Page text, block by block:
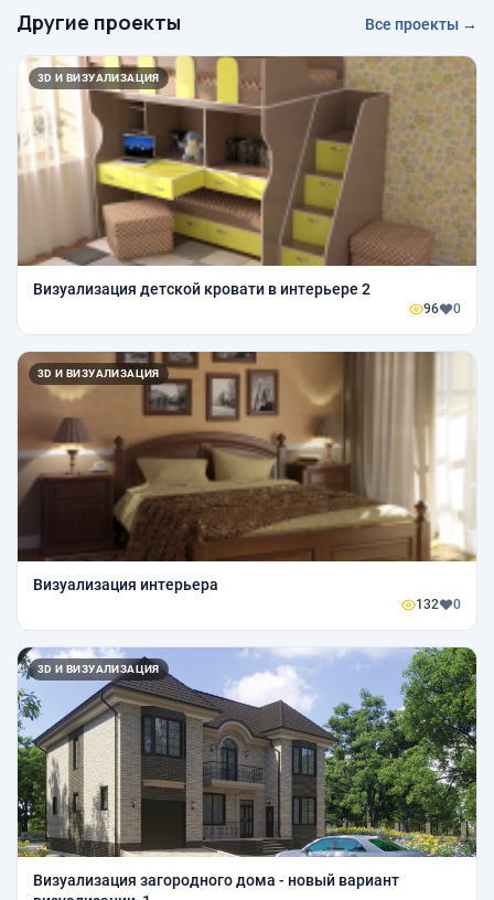
Другие проекты Все проекты →
3D И ВИЗУАЛИЗАЦИЯ
Визуализация детской кровати в интерьере 2
96 0
3D И ВИЗУАЛИЗАЦИЯ
Визуализация интерьера
132 0
3D И ВИЗУАЛИЗАЦИЯ
Визуализация загородного дома - новый вариант